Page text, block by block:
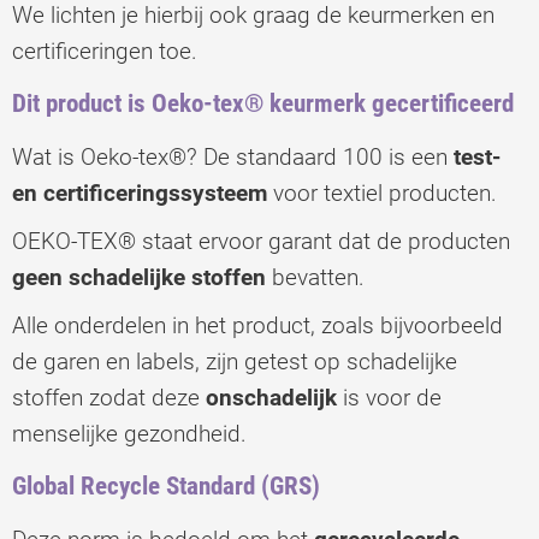
We lichten je hierbij ook graag de keurmerken en
certificeringen toe.
Dit product is Oeko-tex® keurmerk gecertificeerd
Wat is Oeko-tex®? De standaard 100 is een test-
en certificeringssysteem voor textiel producten.
OEKO-TEX® staat ervoor garant dat de producten
geen schadelijke stoffen bevatten.
Alle onderdelen in het product, zoals bijvoorbeeld
de garen en labels, zijn getest op schadelijke
stoffen zodat deze onschadelijk is voor de
menselijke gezondheid.
Global Recycle Standard (GRS)